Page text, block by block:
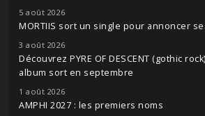
5 août 2026
MORTIIS sort un single pour annoncer
3 août 2026
Découvrez PYRE OF DESCENT (gothic
album sort en septembre
1 août 2026
AMPHI 2027 : les premiers noms